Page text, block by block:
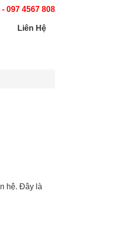
097 4567 808
Liên Hệ
hệ. Đây là